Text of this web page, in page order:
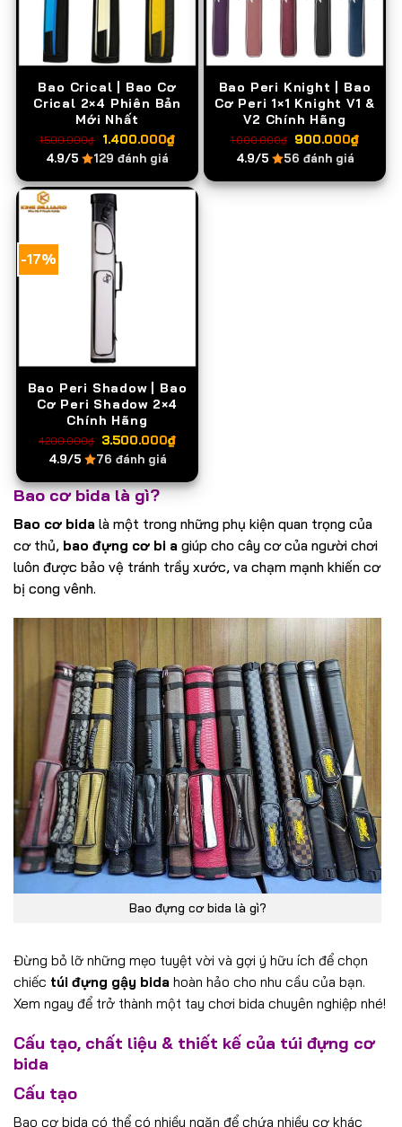
Bao Crical | Bao Cơ
Crical 2×4 Phiên Bản
Mới Nhất
1.500.000₫ Giá
gốc
là:
1.500.000₫.
1.400.000₫Giá
là:
1.400.000₫.
4.9/5 129 đánh giá
Bao Peri Knight | Bao
Cơ Peri 1×1 Knight V1 &
V2 Chính Hãng
1.000.000₫ Giá
gốc
là:
1.000.000₫.
900.000₫Giá
là:
4.9/5 56 đánh giá
-17%
Bao Peri Shadow | Bao
Cơ Peri Shadow 2×4
Chính Hãng
4.200.000₫ Giá
gốc
là:
4.200.000₫.
3.500.000₫Giá
tại
là:
4.9/5 76 đánh giá
Bao cơ bida là gì?
Bao cơ bida là một trong những phụ kiện quan trọng của
cơ thủ, bao đựng cơ bi a giúp cho cây cơ của người chơi
luôn được bảo vệ tránh trầy xước, va chạm mạnh khiến cơ
bị cong vênh.
Bao đựng cơ bida là gì?
Đừng bỏ lỡ những mẹo tuyệt vời và gợi ý hữu ích để chọn
chiếc túi đựng gậy bida hoàn hảo cho nhu cầu của bạn.
Xem ngay để trở thành một tay chơi bida chuyên nghiệp nhé!
Cấu tạo, chất liệu & thiết kế của túi đựng cơ
bida
Cấu tạo
Bao cơ bida có thể có nhiều ngăn để chứa nhiều cơ khác